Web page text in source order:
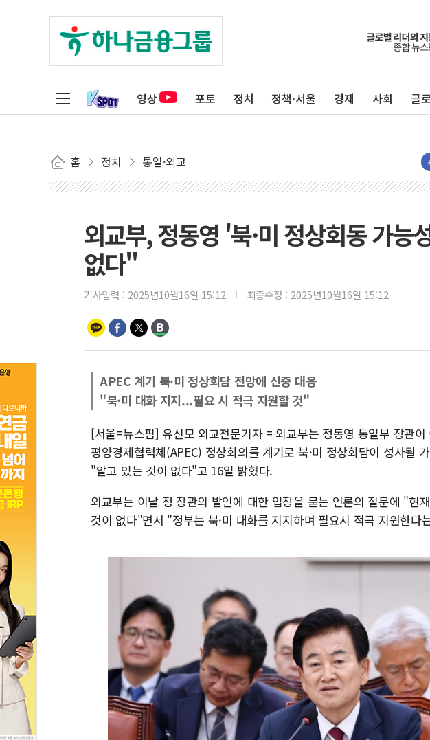
영상 포토 정치 정책·서울 경제 사회 글
홈 정치 통일·외교
외교부, 정동영 '북·미 정상회동 가능
없다"
기사입력 : 2025년10월16일 15:12 최종수정 : 2025년10월16일 15:12
APEC 계기 북·미 정상회담 전망에 신중 대응
"북·미 대화 지지...필요 시 적극 지원할 것"
[서울=뉴스핌] 유신모 외교전문기자 = 외교부는 정동영 통일부 장관
평양경제협력체(APEC) 정상회의를 계기로 북·미 정상회담이 성사될
"알고 있는 것이 없다"고 16일 밝혔다.
외교부는 이날 정 장관의 발언에 대한 입장을 묻는 언론의 질문에 "현
것이 없다"면서 "정부는 북·미 대화를 지지하며 필요시 적극 지원한다